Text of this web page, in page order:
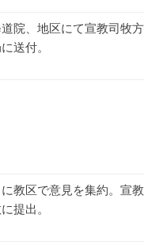
院、地区にて宣教司牧
送付。
教区で意見を集約。宣
提出。